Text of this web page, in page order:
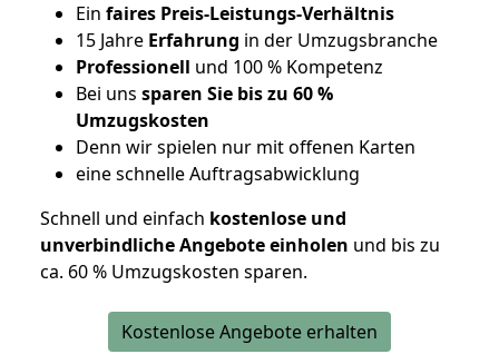
Ein faires Preis-Leistungs-Verhältnis
15 Jahre Erfahrung in der Umzugsbranche
Professionell und 100 % Kompetenz
Bei uns sparen Sie bis zu 60 %
Umzugskosten
Denn wir spielen nur mit offenen Karten
eine schnelle Auftragsabwicklung
Schnell und einfach kostenlose und
unverbindliche Angebote einholen und bis zu
ca. 60 % Umzugskosten sparen.
Kostenlose Angebote erhalten